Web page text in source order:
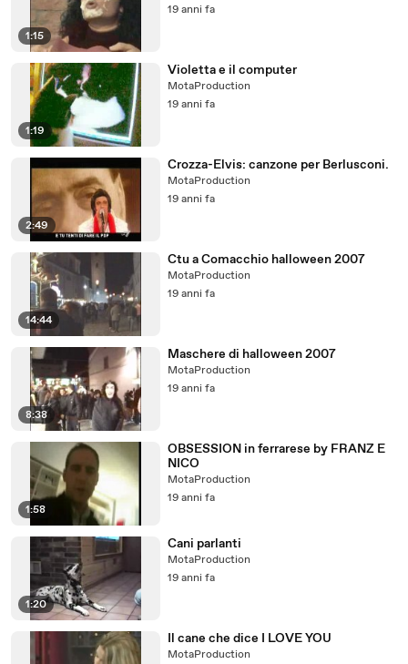
1:15
19 anni fa
1:19
Violetta e il computer
MotaProduction
19 anni fa
2:49
Crozza-Elvis: canzone per Berlusconi.
MotaProduction
19 anni fa
14:44
Ctu a Comacchio halloween 2007
MotaProduction
19 anni fa
8:38
Maschere di halloween 2007
MotaProduction
19 anni fa
1:58
OBSESSION in ferrarese by FRANZ E
NICO
MotaProduction
19 anni fa
1:20
Cani parlanti
MotaProduction
19 anni fa
Il cane che dice I LOVE YOU
MotaProduction